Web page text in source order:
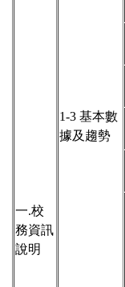
一.校
務資訊
說明
1-3 基本數
據及趨勢